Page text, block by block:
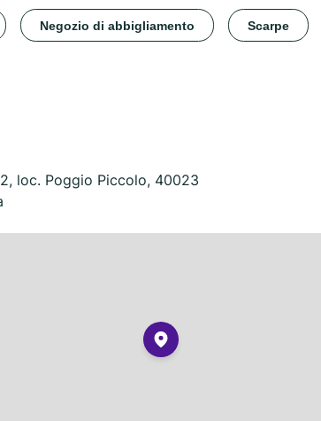
Negozio di abbigliamento Scarpe
loc. Poggio Piccolo, 40023